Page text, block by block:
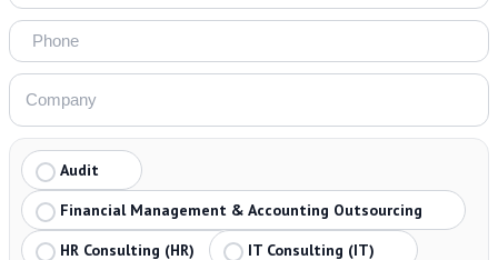
Audit
Financial Management & Accounting Outsourcing
HR Consulting (HR)
IT Consulting (IT)